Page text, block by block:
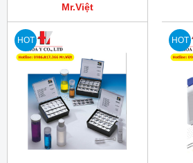
Mr.Việt
HOT HOT